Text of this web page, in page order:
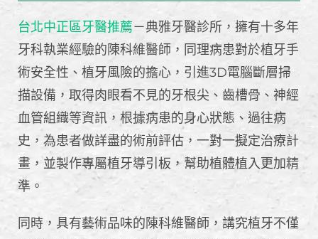
台北中正區牙醫推薦－典雅牙醫診所，擁有十多年
牙科執業經驗的陳科維醫師，同理病患對於植牙手
術安全性、植牙風險的擔心，引進3D電腦斷層掃
描設備，取得肉眼看不見的牙根尖、齒槽骨、神經
血管組織等資訊，根據病患的身心狀態、過往病
史，為患者做詳盡的術前評估，一對一擬定治療計
畫，並製作專屬植牙導引板，幫助植體植入更加精
準。
同時，具有藝術品味的陳科維醫師，講究植牙不僅